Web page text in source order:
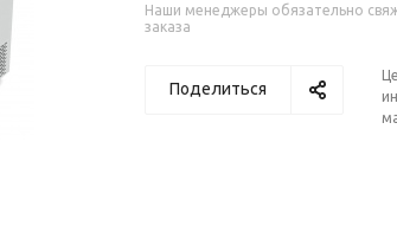
Наши менеджеры обязательно
заказа
Поделиться